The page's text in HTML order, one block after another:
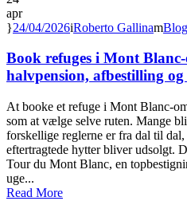
apr
24/04/2026 Roberto Gallina Blog
Book refuges i Mont
halvpension, afbestilling
At booke et refuge i Mont Blanc-
som at vælge selve ruten. Mange
forskellige reglerne er fra dal til
eftertragtede hytter bliver udsolgt.
Tour du Mont Blanc, en
uge...
Read More